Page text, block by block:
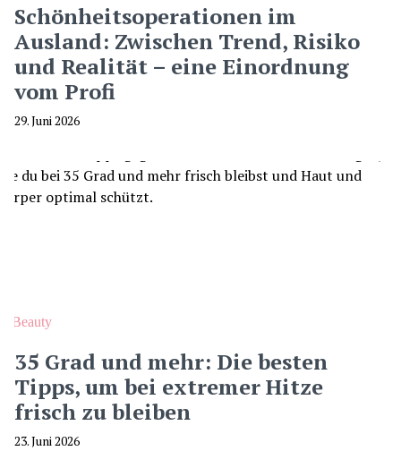
Schönheitsoperationen im
Ausland: Zwischen Trend, Risiko
und Realität – eine Einordnung
vom Profi
29. Juni 2026
Beauty
35 Grad und mehr: Die besten
Tipps, um bei extremer Hitze
frisch zu bleiben
23. Juni 2026